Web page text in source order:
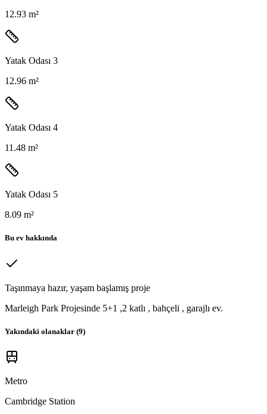
12.93 m²
Yatak Odası 3
12.96 m²
Yatak Odası 4
11.48 m²
Yatak Odası 5
8.09 m²
Bu ev hakkında
Taşınmaya hazır, yaşam başlamış proje
Marleigh Park Projesinde 5+1 ,2 katlı , bahçeli , garajlı ev.
Yakındaki olanaklar (9)
Metro
Cambridge Station